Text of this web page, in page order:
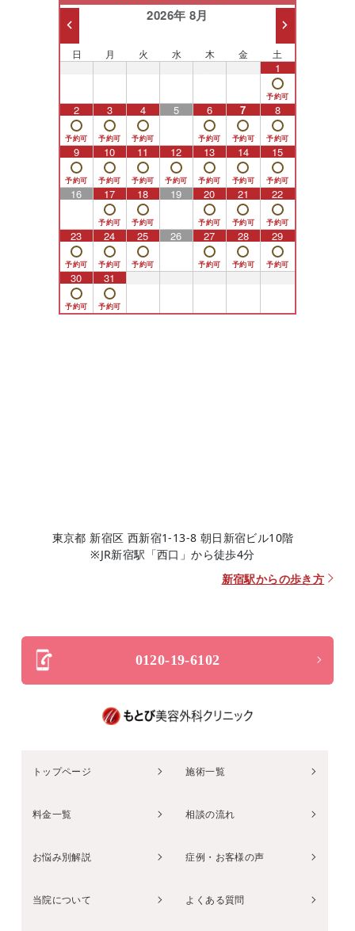
2026年 8月
日 月 火 水 木 金 土
1
2 3 4 5 6 7 8
9 10 11 12 13 14 15
16 17 18 19 20 21 22
23 24 25 26 27 28 29
30 31
東京都 新宿区 西新宿1-13-8 朝日新宿ビル10階
※JR新宿駅「西口」から徒歩4分
新宿駅からの歩き方
0120-19-6102
トップページ 施術一覧
料金一覧 相談の流れ
お悩み別解説 症例・お客様の声
当院について よくある質問